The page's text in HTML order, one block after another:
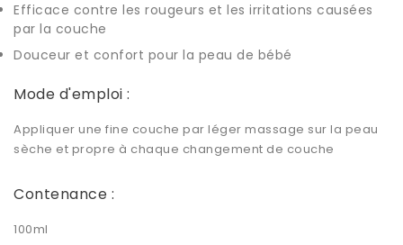
Efficace contre les rougeurs et les irritations causées
par la couche
Douceur et confort pour la peau de bébé
Mode d'emploi :
Appliquer une fine couche par léger massage sur la peau
sèche et propre à chaque changement de couche
Contenance :
100ml